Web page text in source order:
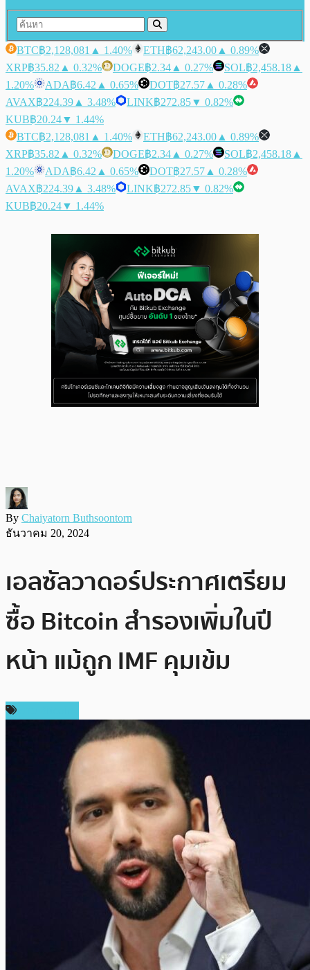
BTC฿2,128,081 ▲ 1.40% ETH฿62,243.00 ▲ 0.89%
XRP฿35.82 ▲ 0.32% DOGE฿2.34 ▲ 0.27% SOL฿2,458.18 ▲
1.20%
ADA฿6.42 ▲ 0.65% DOT฿27.57 ▲ 0.28%
AVAX฿224.39 ▲ 3.48% LINK฿272.85▼ 0.82%
KUB฿20.24▼ 1.44%
BTC฿2,128,081 ▲ 1.40% ETH฿62,243.00 ▲ 0.89%
XRP฿35.82 ▲ 0.32% DOGE฿2.34 ▲ 0.27% SOL฿2,458.18 ▲
1.20%
ADA฿6.42 ▲ 0.65% DOT฿27.57 ▲ 0.28%
AVAX฿224.39 ▲ 3.48% LINK฿272.85▼ 0.82%
KUB฿20.24▼ 1.44%
By Chaiyatorn Buthsoontorn
ธันวาคม 20, 2024
เอลซัลวาดอร์ประกาศเตรียม
ซื้อ Bitcoin สำรองเพิ่มในปี
หน้า แม้ถูก IMF คุมเข้ม